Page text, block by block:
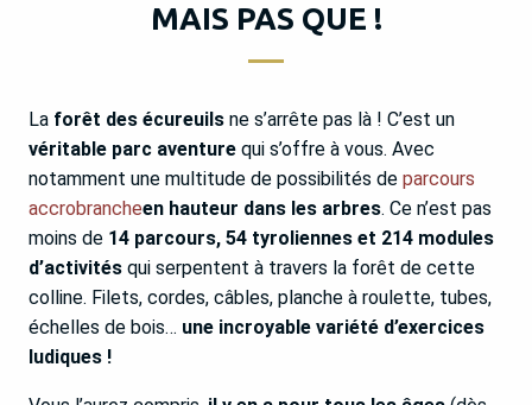
MAIS PAS QUE !
La forêt des écureuils ne s’arrête pas là ! C’est un
véritable parc aventure qui s’offre à vous. Avec
notamment une multitude de possibilités de parcours
accrobrancheen hauteur dans les arbres. Ce n’est pas
moins de 14 parcours, 54 tyroliennes et 214 modules
d’activités qui serpentent à travers la forêt de cette
colline. Filets, cordes, câbles, planche à roulette, tubes,
échelles de bois… une incroyable variété d’exercices
ludiques !